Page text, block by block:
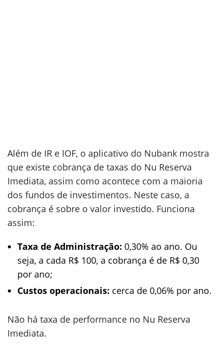
Além de IR e IOF, o aplicativo do Nubank mostra
que existe cobrança de taxas do Nu Reserva
Imediata, assim como acontece com a maioria
dos fundos de investimentos. Neste caso, a
cobrança é sobre o valor investido. Funciona
assim:
Taxa de Administração: 0,30% ao ano. Ou
seja, a cada R$ 100, a cobrança é de R$ 0,30
por ano;
Custos operacionais: cerca de 0,06% por ano.
Não há taxa de performance no Nu Reserva
Imediata.